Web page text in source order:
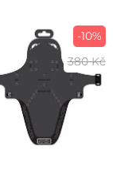
-10%
380 Kč